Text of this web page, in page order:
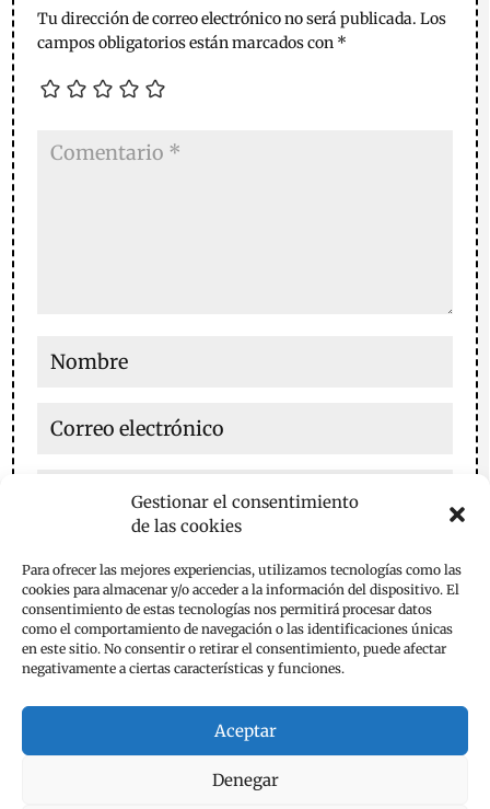
Gestionar el consentimiento
de las cookies
Para ofrecer las mejores experiencias, utilizamos tecnologías como las
cookies para almacenar y/o acceder a la información del dispositivo. El
consentimiento de estas tecnologías nos permitirá procesar datos
como el comportamiento de navegación o las identificaciones únicas
en este sitio. No consentir o retirar el consentimiento, puede afectar
negativamente a ciertas características y funciones.
Aceptar
Denegar
Tu dirección de correo electrónico no será publicada. Los
campos obligatorios están marcados con *
navegador para la próxima vez que comente.
Enviar comentario